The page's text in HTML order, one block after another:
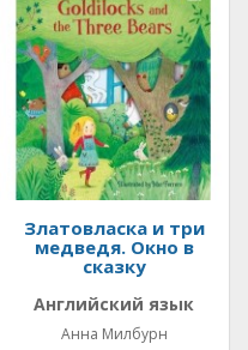
Златовласка и три
медведя. Окно в
сказку
Английский язык
Анна Милбурн